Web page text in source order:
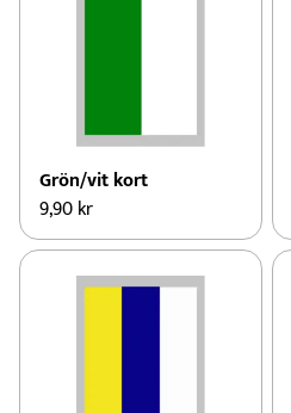
Grön/vit kort
9,90kr